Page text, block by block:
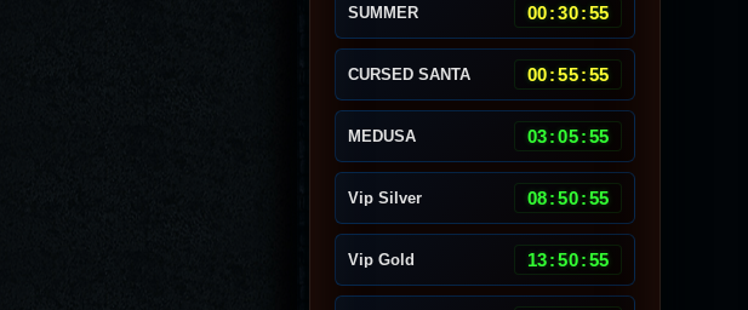
SUMMER 00:30:51
CURSED SANTA 00:55:51
MEDUSA 03:05:51
Vip Silver 08:50:51
Vip Gold 13:50:51